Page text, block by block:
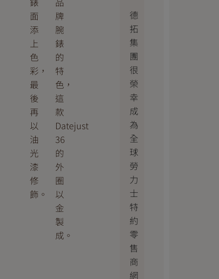
面
添
上
色
彩，
最
後
再
以
油
光
漆
修
飾。
牌
腕
錶
的
特
色，
這
款
Datejust
36
的
外
圈
以
金
製
成。
德
拓
集
團
很
榮
幸
成
為
全
球
勞
力
士
特
約
零
售
商
網